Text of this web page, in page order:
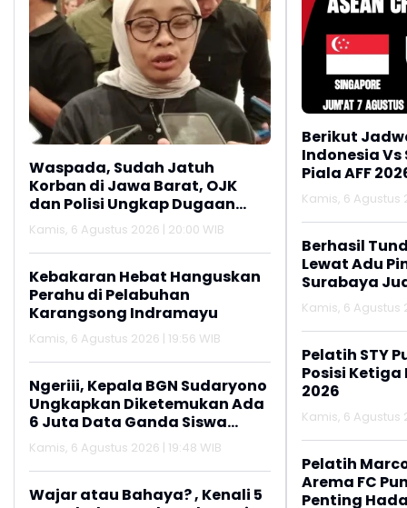
Waspada, Sudah Jatuh
Korban di Jawa Barat, OJK
dan Polisi Ungkap Dugaan
Penipuan Modus Titip Limit
Paylater
Kamis, 6 Agustus 2026 | 20:00 WIB
Kebakaran Hebat Hanguskan
Perahu di Pelabuhan
Karangsong Indramayu
Kamis, 6 Agustus 2026 | 19:56 WIB
Ngeriii, Kepala BGN Sudaryono
Ungkapkan Diketemukan Ada
6 Juta Data Ganda Siswa
Penerima MBG
Kamis, 6 Agustus 2026 | 19:48 WIB
Wajar atau Bahaya? , Kenali 5
Berikut
Indonesia
Piala AFF
Kamis, 6 Agustus
Berhasil
Lewat Adu
Surabaya
2026
Kamis, 6 Agustus
Pelatih STY
Posisi Ketiga
2026
Kamis, 6 Agustus
Pelatih
Arema FC
Penting